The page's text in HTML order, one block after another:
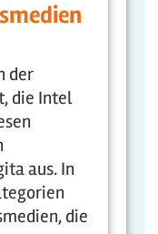
der
die Intel
aus. In
die